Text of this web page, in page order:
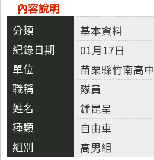
內容說明
基本資料
01月17日
苗栗縣竹南高中
隊員
鍾昆呈
自由車
高男組